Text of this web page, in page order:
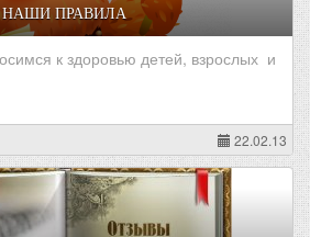
НАШИ ПРАВИЛА
к здоровью детей, взрослых и
22.02.13